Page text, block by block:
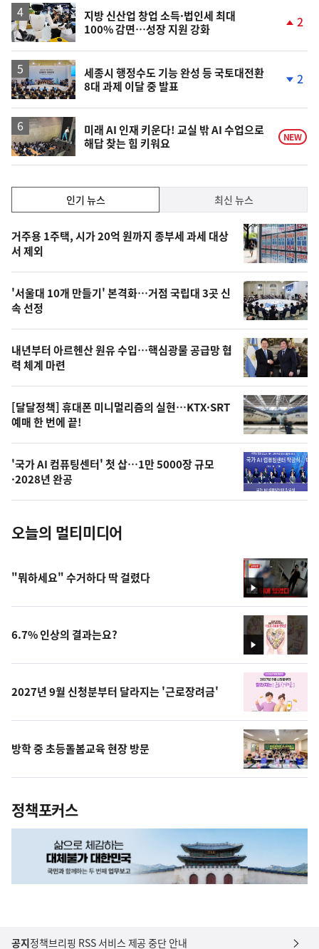
지방 신산업 창업 소득·법인세 최대
100% 감면…성장 지원 강화
계
2
세종시 행정수도 기능 완성 등 국토대전환
8대 과제 이달 중 발표
계
락
2
미래 AI 인재 키운다! 교실 밖 AI 수업으로
해답 찾는 힘 키워요
NEW
기,
최
신,
오
늘
의
영
상
오
늘
의
사
진
인기 뉴스 최신 뉴스
기
뉴
스
거주용 1주택, 시가 20억 원까지 종부세 과세 대상
서 제외
'서울대 10개 만들기' 본격화…거점 국립대 3곳 신
속 선정
내년부터 아르헨산 원유 수입…핵심광물 공급망 협
력 체계 마련
[달달정책] 휴대폰 미니멀리즘의 실현…KTX·SRT
예매 한 번에 끝!
'국가 AI 컴퓨팅센터' 첫 삽…1만 5000장 규모
·2028년 완공
오늘의 멀티미디어
영
상
"뭐하세요" 수거하다 딱 걸렸다
영
상
6.7% 인상의 결과는요?
2027년 9월 신청분부터 달라지는 '근로장려금'
방학 중 초등돌봄교육 현장 방문
정책포커스
공지정책브리핑 RSS 서비스 제공 중단 안내